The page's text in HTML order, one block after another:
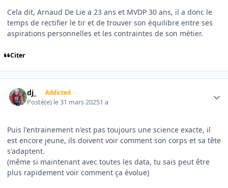
Cela dit, Arnaud De Lie a 23 ans et MVDP 30 ans, il a donc le
temps de rectifier le tir et de trouver son équilibre entre ses
aspirations personnelles et les contraintes de son métier.
Citer
dj_ Addicted
Posté(e) le 31 mars 20251 a
Puis l'entrainement n'est pas toujours une science exacte, il
est encore jeune, ils doivent voir comment son corps et sa tête
s'adaptent.
(même si maintenant avec toutes les data, tu sais peut être
plus rapidement voir comment ça évolue)